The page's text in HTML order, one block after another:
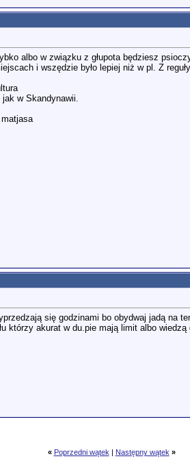
albo w związku z głupota będziesz psioczył
i wszędzie było lepiej niż w pl. Z
w Skandynawii.
się godzinami bo obydwaj jadą
którzy akurat w du.pie mają limit albo
« Poprzedni wątek | Następny wątek »